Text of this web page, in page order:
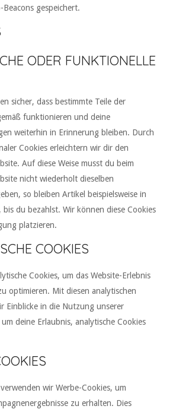
gespeichert.
ODER FUNKTIONELLE
sicher, dass bestimmte Teile der
funktionieren und deine
weiterhin in Erinnerung bleiben. Durch
Cookies erleichtern wir dir den
Auf diese Weise musst du beim
nicht wiederholt dieselben
so bleiben Artikel beispielsweise in
bis du bezahlst. Wir können diese Cookies
platzieren.
COOKIES
Cookies, um das Website-Erlebnis
optimieren. Mit diesen analytischen
Einblicke in die Nutzung unserer
deine Erlaubnis, analytische Cookies
wir Werbe-Cookies, um
zu erhalten. Dies